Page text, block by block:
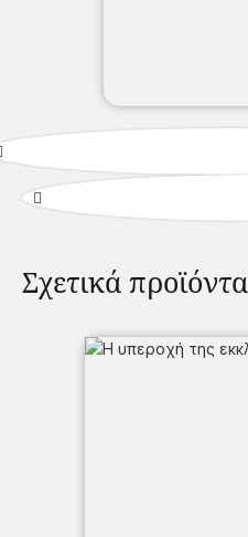
Σχετικά προϊόντα